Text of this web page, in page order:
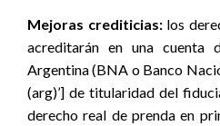
Mejoras crediticias:los
acreditarán en una cuenta
Argentina (BNA o Banco
(arg)’] de titularidad del
derecho real de prenda en